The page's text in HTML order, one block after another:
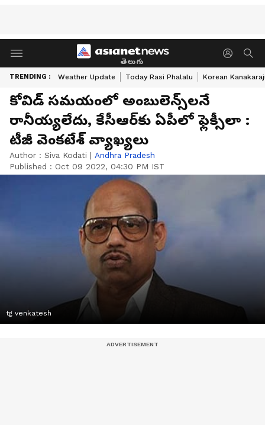
తెలుగు
TRENDING : Weather Update Today Rasi Phalalu Korean
కోవిడ్ సమయంలో అంబులెన్స్‌లనే
రానీయ్యలేదు, కేసీఆర్‌కు ఏపీలో ఫ్లెక్సీలా :
టీజీ వెంకటేశ్ వ్యాఖ్యలు
Author : Siva Kodati | Andhra Pradesh
Published : Oct 09 2022, 04:30 PM IST
tg venkatesh